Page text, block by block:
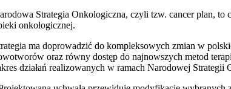
Strategia Onkologiczna, czyli tzw. cancer plan,
onkologicznej.
ma doprowadzić do kompleksowych zmian w
oraz równy dostęp do najnowszych metod
działań realizowanych w ramach Narodowej Strategii